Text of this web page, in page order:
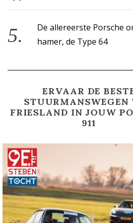
De allereerste Porsche
hamer, de Type 64
ERVAAR DE
STUURMANSWEGEN
FRIESLAND IN JOUW
911